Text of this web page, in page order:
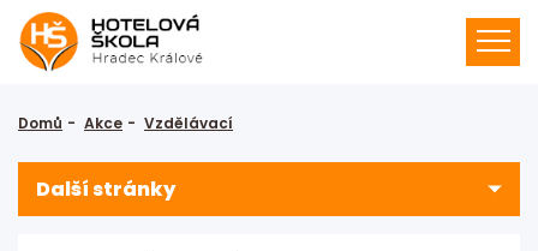
Domů Akce Vzdělávací
Další stránky